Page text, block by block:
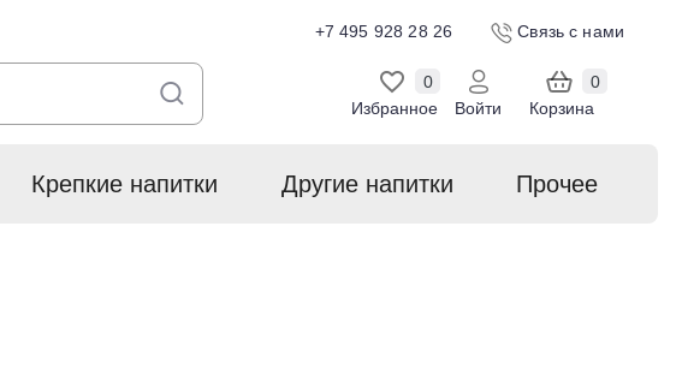
+7 495 928 28 26 Связь с нами
Избранное
0
Войти
Корзина
0
Крепкие напитки Другие напитки Прочее